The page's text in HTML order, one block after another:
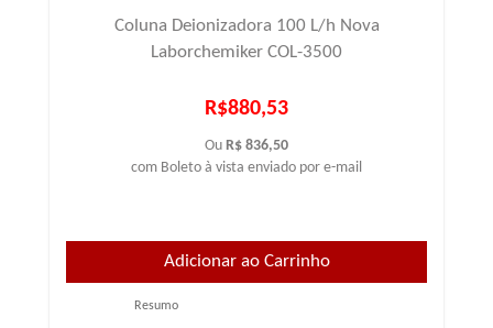
Coluna Deionizadora 100 L/h Nova
Laborchemiker COL-3500
R$880,53
Ou R$ 836,50
com Boleto à vista enviado por e-mail
Resumo